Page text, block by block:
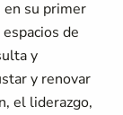
su primer
de
y
y renovar
el liderazgo,